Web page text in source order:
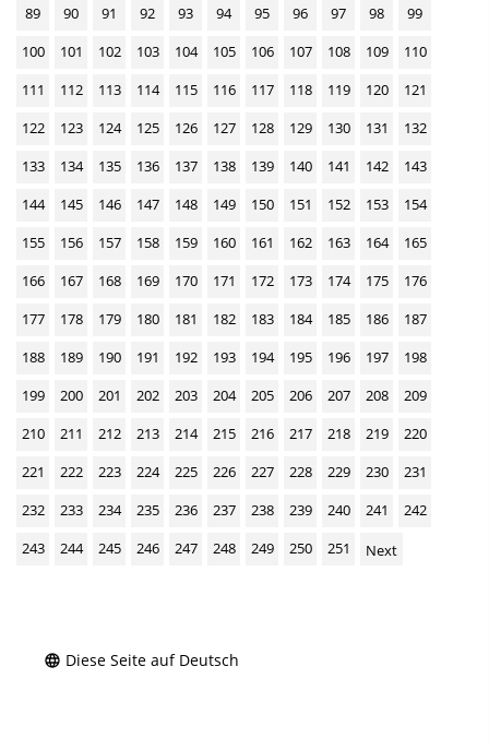
w
n
a
d
s
89
90 91 92 93 94 95 96 97 98
99
100
101 102 103 104 105 106 107 108 109
110
111
112 113 114 115 116 117 118 119 120
121
122
123 124 125 126 127 128 129 130 131
132
133
134 135 136 137 138 139 140 141 142
143
144
145 146 147 148 149 150 151 152 153
154
155
156 157 158 159 160 161 162 163 164
165
166
167 168 169 170 171 172 173 174 175
176
177
178 179 180 181 182 183 184 185 186
187
188
189 190 191 192 193 194 195 196 197
198
199
200 201 202 203 204 205 206 207 208
209
210
211 212 213 214 215 216 217 218 219
220
221
222 223 224 225 226 227 228 229 230
231
232
233 234 235 236 237 238 239 240 241
242
243
244 245 246 247 248 249 250 251 Next
Diese Seite auf Deutsch